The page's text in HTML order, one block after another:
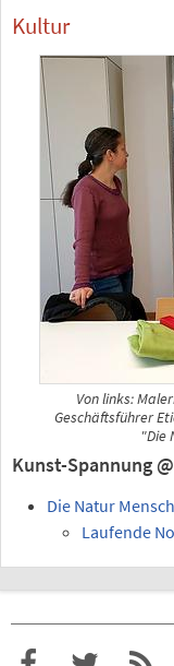
Kultur
Von links:
Geschäftsführer
"Die
Kunst-Spannung
Die Natur
Laufende